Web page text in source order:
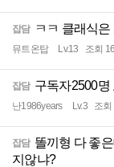
잡담 ㅋㅋ 클래식은
뮤트온탑 Lv.13 조회
잡담 구독자2500
난1986years Lv.3 조회
잡담 똘끼형 다 좋
지않냐?